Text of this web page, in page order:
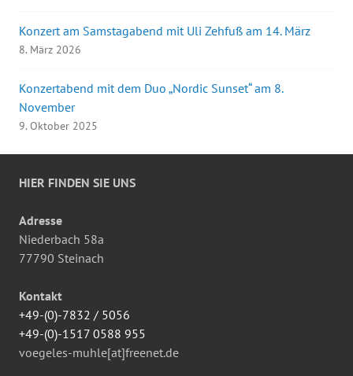
Konzert am Samstagabend mit Uli Zehfuß am 14. März
8. März 2026
Konzertabend mit dem Duo „Nordic Sunset“ am 8.
November
9. Oktober 2025
HIER FINDEN SIE UNS
Adresse
Niederbach 58a
77790 Steinach
Kontakt
+49-(0)-7832 / 5056
+49-(0)-1517 0588 955
voegeles-muhle[at]freenet.de